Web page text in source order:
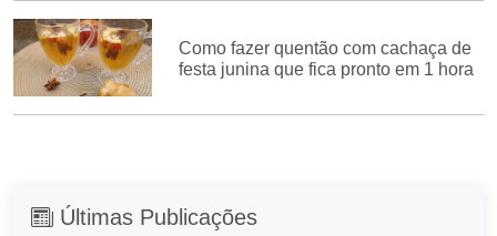
Como fazer quentão com cachaça de
festa junina que fica pronto em 1 hora
Últimas Publicações